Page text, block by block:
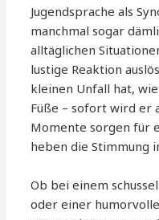
Jugendsprache als
manchmal sogar
alltäglichen
lustige Reaktion
kleinen Unfall hat,
Füße – sofort wird er
Momente sorgen für
heben die Stimmung
Ob bei einem
oder einer